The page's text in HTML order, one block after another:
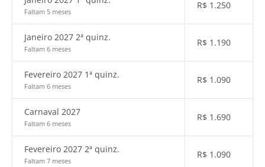
Faltam 5 meses
R$ 1.250
Janeiro 2027 2ª quinz.
Faltam 6 meses
R$ 1.190
Fevereiro 2027 1ª quinz.
Faltam 6 meses
R$ 1.090
Carnaval 2027
Faltam 6 meses
R$ 1.690
Fevereiro 2027 2ª quinz.
Faltam 7 meses
R$ 1.090